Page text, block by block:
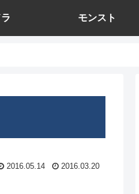
モンスト
2016.05.14 2016.03.20